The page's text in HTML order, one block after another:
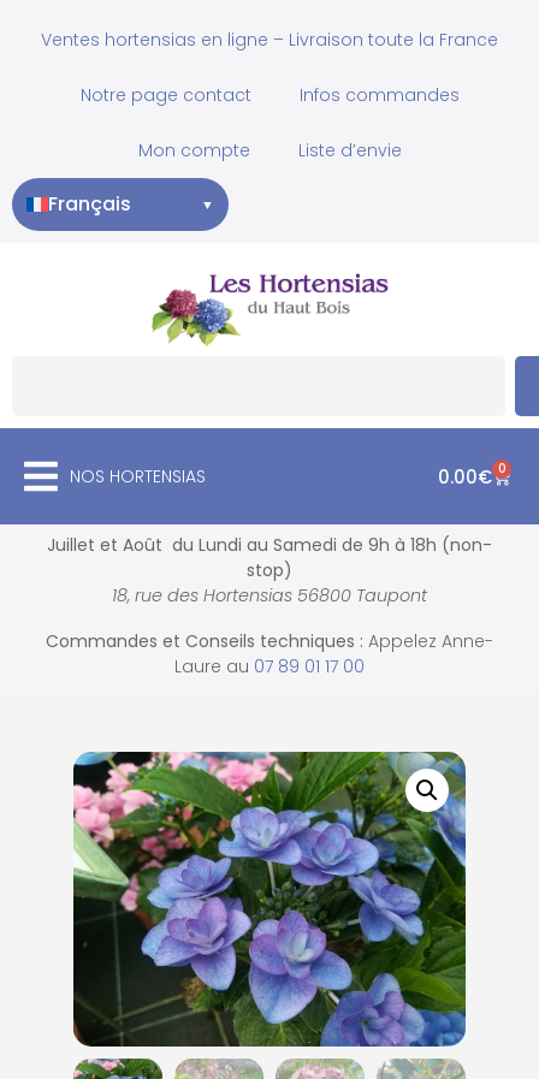
Ventes hortensias en ligne – Livraison toute la France
Notre page contact Infos commandes
Mon compte Liste d’envie
Français ▼
NOS HORTENSIAS 0.00€ 0
Juillet et Août du Lundi au Samedi de 9h à 18h (non-
stop)
18, rue des Hortensias 56800 Taupont
Commandes et Conseils techniques : Appelez Anne-
Laure au 07 89 01 17 00